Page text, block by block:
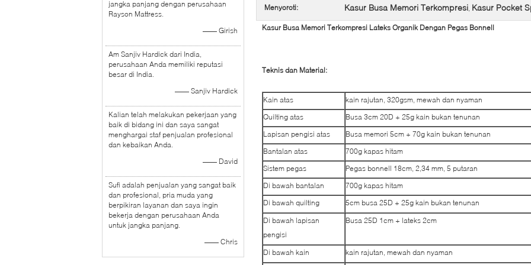
jangka panjang dengan perusahaan
Rayson Mattress.
—— Girish
Am Sanjiv Hardick dari India,
perusahaan Anda memiliki reputasi
besar di India.
—— Sanjiv Hardick
Kalian telah melakukan pekerjaan yang
baik di bidang ini dan saya sangat
menghargai staf penjualan profesional
dan kebaikan Anda.
—— David
Sufi adalah penjualan yang sangat baik
dan profesional, pria muda yang
berpikiran layanan dan saya ingin
bekerja dengan perusahaan Anda
untuk jangka panjang.
—— Chris
Menyoroti: Kasur Busa Memori Terkompresi, Kasur Pocket
Kasur Busa Memori Terkompresi Lateks Organik Dengan Pegas Bonnell
Teknis dan Material:
Kain atas
kain rajutan, 320gsm, mewah dan nyaman
Quilting atas
Busa 3cm 20D + 25g kain bukan tenunan
Lapisan pengisi atas
Busa memori 5cm + 70g kain bukan tenunan
Bantalan atas
700g kapas hitam
Sistem pegas
Pegas bonnell 18cm, 2,34 mm, 5 putaran
Di bawah bantalan
700g kapas hitam
Di bawah quilting
5cm busa 25D + 25g kain bukan tenunan
Di bawah lapisan
pengisi
Busa 25D 1cm + lateks 2cm
Di bawah kain
kain rajutan, mewah dan nyaman